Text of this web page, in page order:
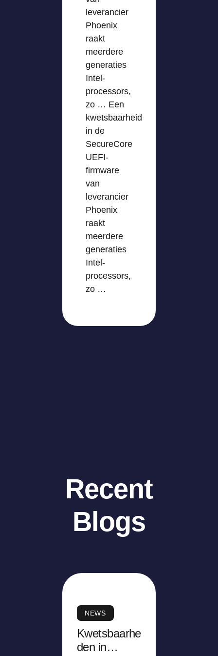
leverancier
Phoenix
raakt
meerdere
generaties
Intel-
processors,
zo … Een
kwetsbaarheid
in de
SecureCore
UEFI-
firmware
van
leverancier
Phoenix
raakt
meerdere
generaties
Intel-
processors,
zo …
Recent
Blogs
NEWS
Kwetsbaarhe
den in